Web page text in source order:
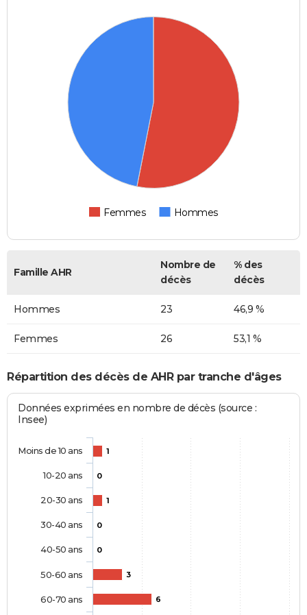
Femmes Hommes
Famille AHR
Nombre de
décès
% des
décès
Hommes 23 46,9 %
Femmes 26 53,1 %
Répartition des décès de AHR par tranche d'âges
Données exprimées en nombre de décès (source :
Insee)
1
0
1
0
0
3
6
Moins de 10 ans
10-20 ans
20-30 ans
30-40 ans
40-50 ans
50-60 ans
60-70 ans